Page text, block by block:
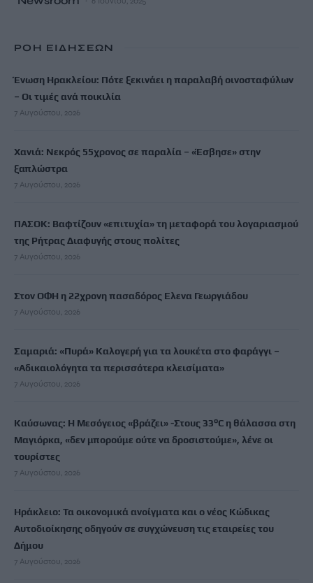
ΡΟΗ ΕΙΔΗΣΕΩΝ
Ένωση Ηρακλείου: Πότε ξεκινάει η παραλαβή οινοσταφύλων
– Οι τιμές ανά ποικιλία
7 Αυγούστου, 2026
Χανιά: Νεκρός 55χρονος σε παραλία – «Έσβησε» στην
ξαπλώστρα
7 Αυγούστου, 2026
ΠΑΣΟΚ: Βαφτίζουν «επιτυχία» τη μεταφορά του λογαριασμού
της Ρήτρας Διαφυγής στους πολίτες
7 Αυγούστου, 2026
Στον ΟΦΗ η 22χρονη πασαδόρος Ελενα Γεωργιάδου
7 Αυγούστου, 2026
Σαμαριά: «Πυρά» Καλογερή για τα λουκέτα στο φαράγγι –
«Αδικαιολόγητα τα περισσότερα κλεισίματα»
7 Αυγούστου, 2026
Καύσωνας: Η Μεσόγειος «βράζει» -Στους 33°C η θάλασσα στη
Μαγιόρκα, «δεν μπορούμε ούτε να δροσιστούμε», λένε οι
τουρίστες
7 Αυγούστου, 2026
Ηράκλειο: Τα οικονομικά ανοίγματα και ο νέος Κώδικας
Αυτοδιοίκησης οδηγούν σε συγχώνευση τις εταιρείες του
Δήμου
7 Αυγούστου, 2026